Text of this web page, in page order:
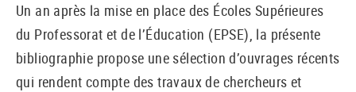
Un an après la mise en place des Écoles Supérieures
du Professorat et de l’Éducation (EPSE), la présente
bibliographie propose une sélection d’ouvrages récents
qui rendent compte des travaux de chercheurs et